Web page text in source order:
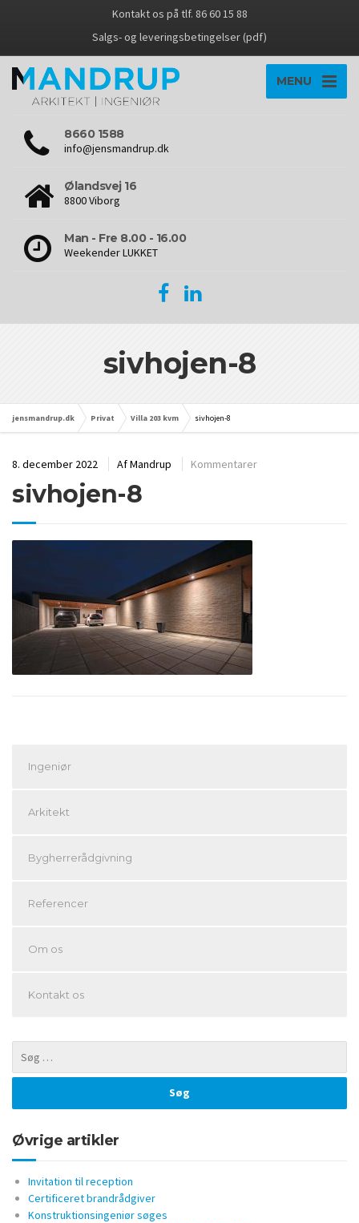
Kontakt os på tlf. 86 60 15 88
Salgs- og leveringsbetingelser (pdf)
MENU
8660 1588
info@jensmandrup.dk
Ølandsvej 16
8800 Viborg
Man - Fre 8.00 - 16.00
Weekender LUKKET
sivhojen-8
jensmandrup.dk Privat Villa 203 kvm sivhojen-8
8. december 2022 AfMandrup Kommentarer
sivhojen-8
Ingeniør
Arkitekt
Bygherrerådgivning
Referencer
Om os
Kontakt os
Øvrige artikler
Invitation til reception
Certificeret brandrådgiver
Konstruktionsingeniør søges